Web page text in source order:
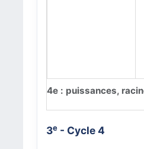
4e : puissances,
3e- Cycle 4